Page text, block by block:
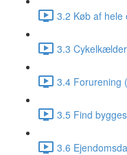
3.2 Køb af hele
3.3
3.4 Forurening
3.5 Find
3.6